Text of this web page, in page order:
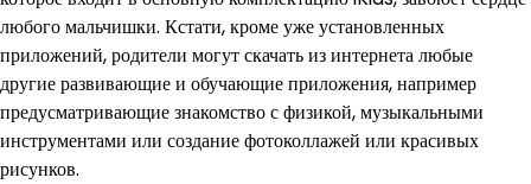
любого мальчишки. Кстати, кроме уже установленных
приложений, родители могут скачать из интернета любые
другие развивающие и обучающие приложения, например
предусматривающие знакомство с физикой, музыкальными
инструментами или создание фотоколлажей или красивых
рисунков.